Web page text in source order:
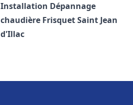
Installation Dépannage
chaudière FrisquetSaint Jean
d'Illac